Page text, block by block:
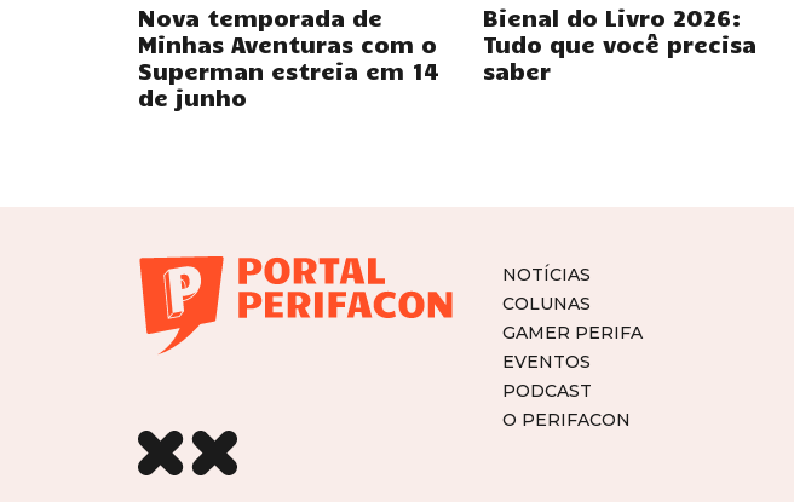
Nova temporada de
Minhas Aventuras com o
Superman estreia em 14
de junho
Bienal do Livro 2026:
Tudo que você precisa
saber
NOTÍCIAS
COLUNAS
GAMER PERIFA
EVENTOS
PODCAST
O PERIFACON